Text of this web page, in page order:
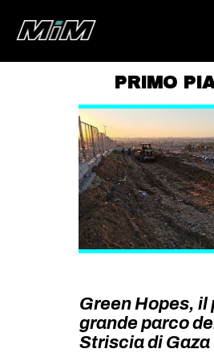
ABOUT
AREA
GAZA
CSOA
STUDENTI
ZAM
PRIMO
Green Hopes, il
grande parco
Striscia di Gaza